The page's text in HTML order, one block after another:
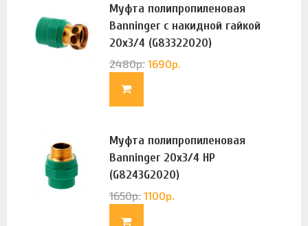
Муфта полипропиленовая
Banninger с накидной гайкой
20х3/4 (G83322020)
2480р. 1690р.
Муфта полипропиленовая
Banninger 20х3/4 НР
(G8243G2020)
1650р. 1100р.